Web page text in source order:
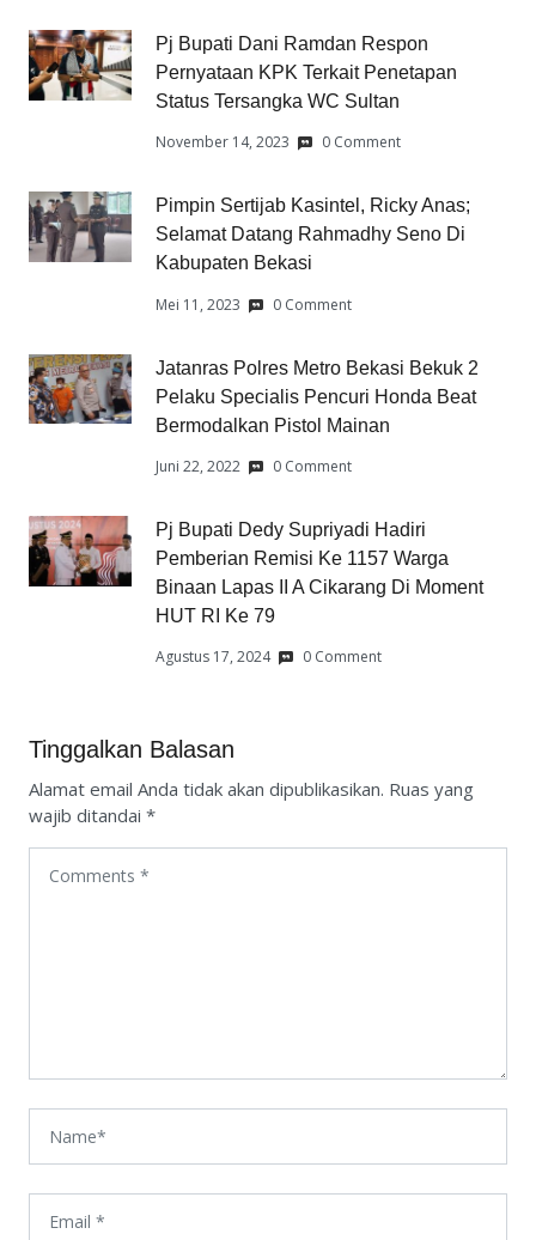
Pj Bupati Dani Ramdan Respon
Pernyataan KPK Terkait Penetapan
Status Tersangka WC Sultan
November 14, 2023 0 Comment
Pimpin Sertijab Kasintel, Ricky Anas;
Selamat Datang Rahmadhy Seno Di
Kabupaten Bekasi
Mei 11, 2023 0 Comment
Jatanras Polres Metro Bekasi Bekuk 2
Pelaku Specialis Pencuri Honda Beat
Bermodalkan Pistol Mainan
Juni 22, 2022 0 Comment
Pj Bupati Dedy Supriyadi Hadiri
Pemberian Remisi Ke 1157 Warga
Binaan Lapas II A Cikarang Di Moment
HUT RI Ke 79
Agustus 17, 2024 0 Comment
Tinggalkan Balasan
Alamat email Anda tidak akan dipublikasikan. Ruas yang
wajib ditandai *